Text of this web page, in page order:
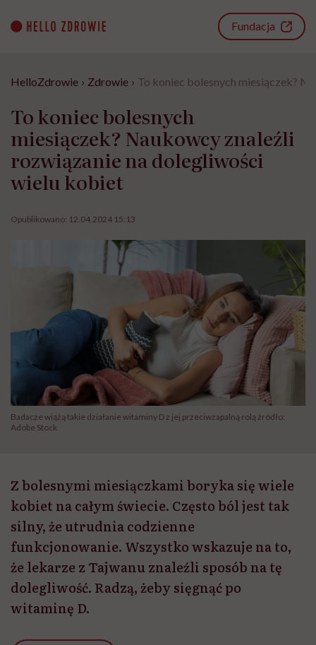
content
Fundacja
HelloZdrowie › Zdrowie › To koniec bolesnych miesiączek?
To koniec bolesnych
miesiączek? Naukowcy znaleźli
rozwiązanie na dolegliwości
wielu kobiet
Opublikowano: 12.04.2024 15:13
Badacze wiążą takie działanie witaminy D z jej przeciwzapalną rolą źródło:
Adobe Stock
Z bolesnymi miesiączkami boryka się wiele
kobiet na całym świecie. Często ból jest tak
silny, że utrudnia codzienne
funkcjonowanie. Wszystko wskazuje na to,
że lekarze z Tajwanu znaleźli sposób na tę
dolegliwość. Radzą, żeby sięgnąć po
witaminę D.